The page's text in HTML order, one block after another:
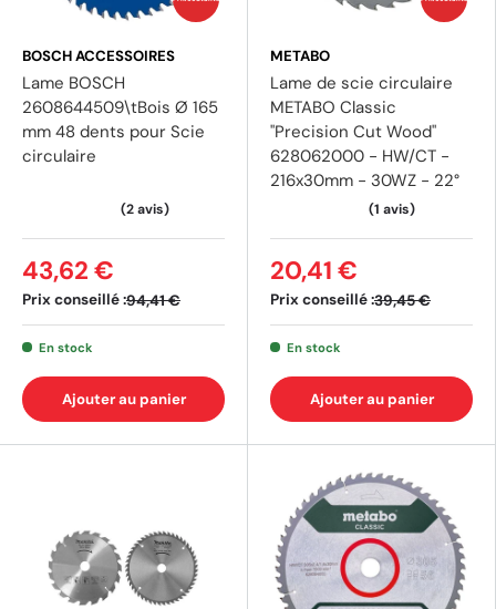
BOSCH ACCESSOIRES
Lame BOSCH
2608644509\tBois Ø 165
mm 48 dents pour Scie
circulaire
Prix conseillé :94,41 €
43,62 €
En stock
Ajouter au panier
METABO
Lame de scie circulaire
METABO Classic
"Precision Cut Wood"
628062000 - HW/CT -
216x30mm - 30WZ - 22°
Prix conseillé :39,45 €
20,41 €
En stock
Ajouter au panier